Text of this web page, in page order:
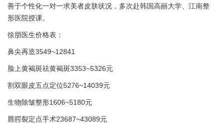
善于个性化一对一求美者皮肤状况，多次赴韩国高丽大学、江南整
形医院授课。
徐朋医生价格表：
鼻尖再造3549~12841
脸上黄褐斑祛黄褐斑3353~5326元
割双眼皮五点定位5276~14039元
生物除皱整形1606~5180元
唇腭裂定点手术23687~43089元